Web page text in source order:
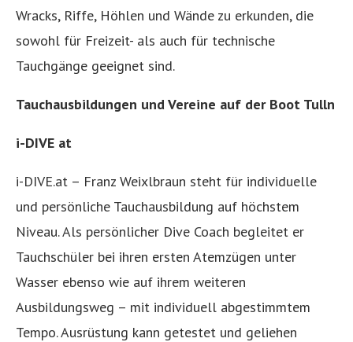
Wracks, Riffe, Höhlen und Wände zu erkunden, die
sowohl für Freizeit- als auch für technische
Tauchgänge geeignet sind.
Tauchausbildungen und Vereine auf der Boot Tulln
i-DIVE at
i-DIVE.at – Franz Weixlbraun steht für individuelle
und persönliche Tauchausbildung auf höchstem
Niveau. Als persönlicher Dive Coach begleitet er
Tauchschüler bei ihren ersten Atemzügen unter
Wasser ebenso wie auf ihrem weiteren
Ausbildungsweg – mit individuell abgestimmtem
Tempo. Ausrüstung kann getestet und geliehen